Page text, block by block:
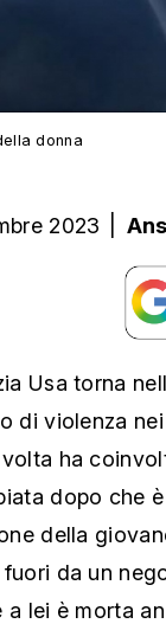
donna
2023
Usa torna
di violenza
ha
dopo che
della
da un
a lei è morta